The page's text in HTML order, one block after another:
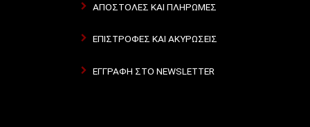
ΑΠΟΣΤΟΛΈΣ ΚΑΙ ΠΛΗΡΩΜΈΣ
ΕΠΙΣΤΡΟΦΈΣ ΚΑΙ ΑΚΥΡΏΣΕΙΣ
ΕΓΓΡΑΦΉ ΣΤΟ NEWSLETTER